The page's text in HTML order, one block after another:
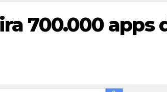
700.000 apps